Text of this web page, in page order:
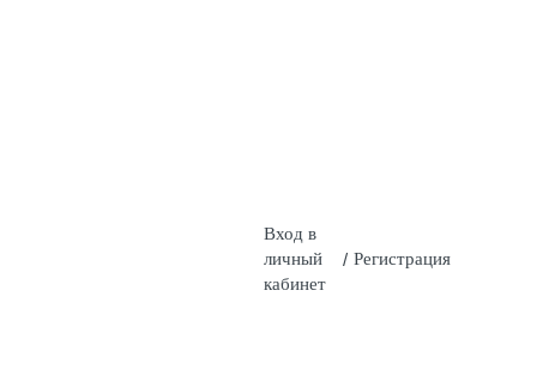
Вход в
личный
кабинет
/ Регистрация